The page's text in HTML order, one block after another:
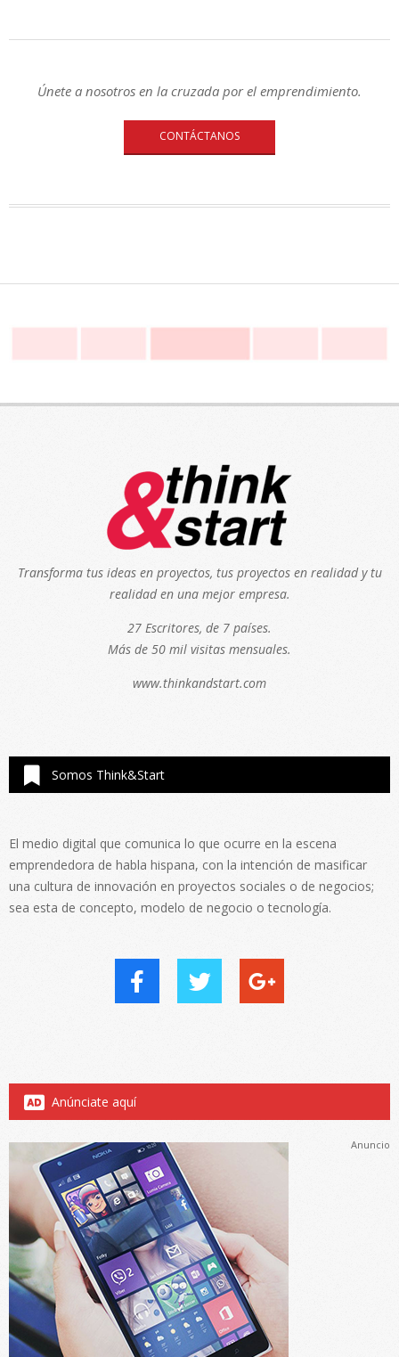
Únete a nosotros en la cruzada por el emprendimiento.
CONTÁCTANOS
Transforma tus ideas en proyectos, tus proyectos en realidad y tu
realidad en una mejor empresa.
27 Escritores, de 7 países.
Más de 50 mil visitas mensuales.
www.thinkandstart.com
Somos Think&Start
El medio digital que comunica lo que ocurre en la escena
emprendedora de habla hispana, con la intención de masificar
una cultura de innovación en proyectos sociales o de negocios;
sea esta de concepto, modelo de negocio o tecnología.
Anúnciate aquí
Anuncio